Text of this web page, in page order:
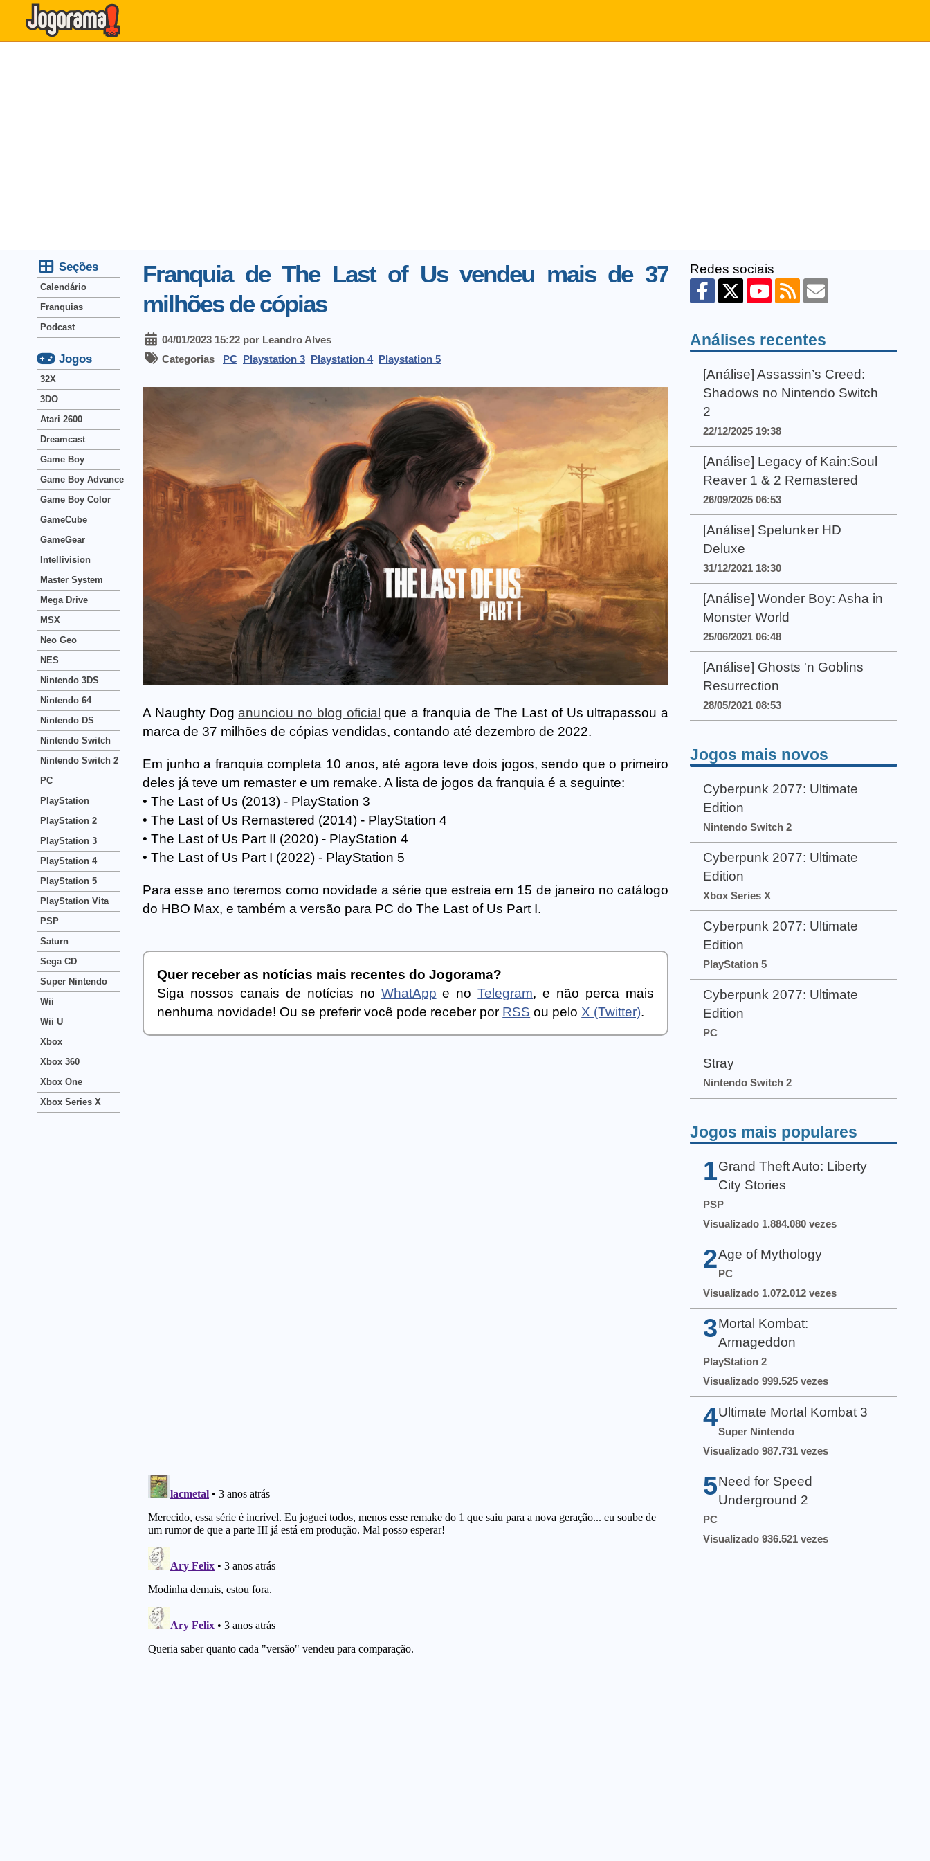
Franquia de The Last of Us vendeu mais de 37
milhões de cópias
04/01/2023 15:22 por Leandro Alves
Categorias PC Playstation 3 Playstation 4 Playstation 5
A Naughty Doganunciou no blog oficial que a franquia de The Last of Us ultrapassou a
marca de 37 milhões de cópias vendidas, contando até dezembro de 2022.
Em junho a franquia completa 10 anos, até agora teve dois jogos, sendo que o primeiro
deles já teve um remaster e um remake. A lista de jogos da franquia é a seguinte:
• The Last of Us (2013) - PlayStation 3
• The Last of Us Remastered (2014) - PlayStation 4
• The Last of Us Part II (2020) - PlayStation 4
• The Last of Us Part I (2022) - PlayStation 5
Para esse ano teremos como novidade a série que estreia em 15 de janeiro no catálogo
do HBO Max, e também a versão para PC do The Last of Us Part I.
Quer receber as notícias mais recentes do Jogorama?
Siga nossos canais de notícias no WhatApp e noTelegram, e não perca mais
nenhuma novidade! Ou se preferir você pode receber por RSS ou pelo X (Twitter).
Seções
Calendário
Franquias
Podcast
Jogos
32X
3DO
Atari 2600
Dreamcast
Game Boy
Game Boy Advance
Game Boy Color
GameCube
GameGear
Intellivision
Master System
Mega Drive
MSX
Neo Geo
NES
Nintendo 3DS
Nintendo 64
Nintendo DS
Nintendo Switch
Nintendo Switch 2
PC
PlayStation
PlayStation 2
PlayStation 3
PlayStation 4
PlayStation 5
PlayStation Vita
PSP
Saturn
Sega CD
Super Nintendo
Wii
Wii U
Xbox
Xbox 360
Xbox One
Xbox Series X
Redes sociais
Análises recentes
[Análise] Assassin’s Creed:
Shadows no Nintendo Switch
2
22/12/2025 19:38
[Análise] Legacy of Kain:Soul
Reaver 1 & 2 Remastered
26/09/2025 06:53
[Análise] Spelunker HD
Deluxe
31/12/2021 18:30
[Análise] Wonder Boy: Asha in
Monster World
25/06/2021 06:48
[Análise] Ghosts 'n Goblins
Resurrection
28/05/2021 08:53
Jogos mais novos
Cyberpunk 2077: Ultimate
Edition
Nintendo Switch 2
Cyberpunk 2077: Ultimate
Edition
Xbox Series X
Cyberpunk 2077: Ultimate
Edition
PlayStation 5
Cyberpunk 2077: Ultimate
Edition
PC
Stray
Nintendo Switch 2
Jogos mais populares
1 Grand Theft Auto: Liberty
City Stories
PSP
Visualizado 1.884.080 vezes
2Age of Mythology
PC
Visualizado 1.072.012 vezes
3 Mortal Kombat:
Armageddon
PlayStation 2
Visualizado 999.525 vezes
4 Ultimate Mortal Kombat 3
Super Nintendo
Visualizado 987.731 vezes
5 Need for Speed
Underground 2
PC
Visualizado 936.521 vezes